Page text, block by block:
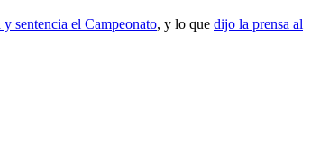
sentencia el Campeonato, y lo que dijo la prensa al